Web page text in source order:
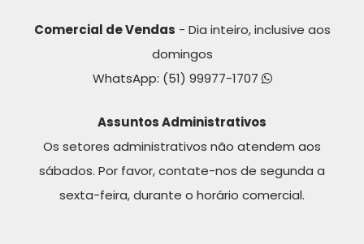
Comercial de Vendas - Dia inteiro, inclusive aos
domingos
WhatsApp: (51) 99977-1707
Assuntos Administrativos
Os setores administrativos não atendem aos
sábados. Por favor, contate-nos de segunda a
sexta-feira, durante o horário comercial.